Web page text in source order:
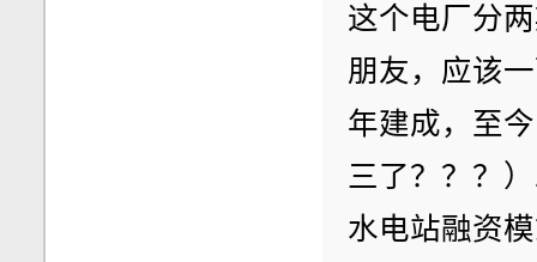
这个电厂分
朋友，应该
年建成，至
三了？？？
水电站融资